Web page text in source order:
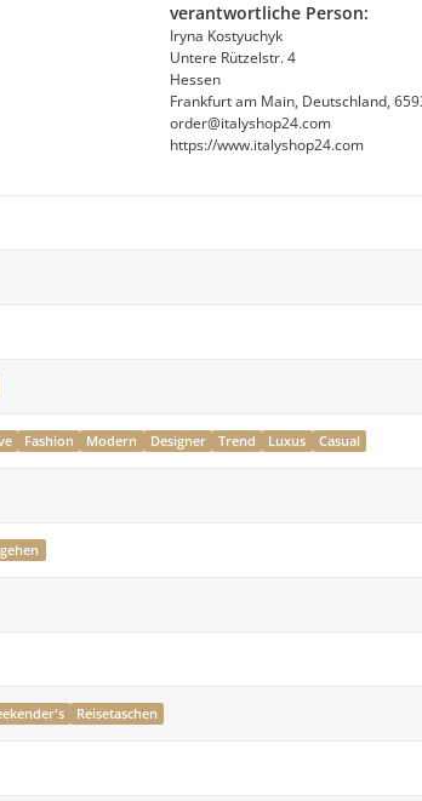
verantwortliche Person:
Iryna Kostyuchyk
Untere Rützelstr. 4
Hessen
Frankfurt am Main, Deutschland,
order@italyshop24.com
https://www.italyshop24.com
Fashion Modern Designer Trend Luxus Casual
Reisetaschen